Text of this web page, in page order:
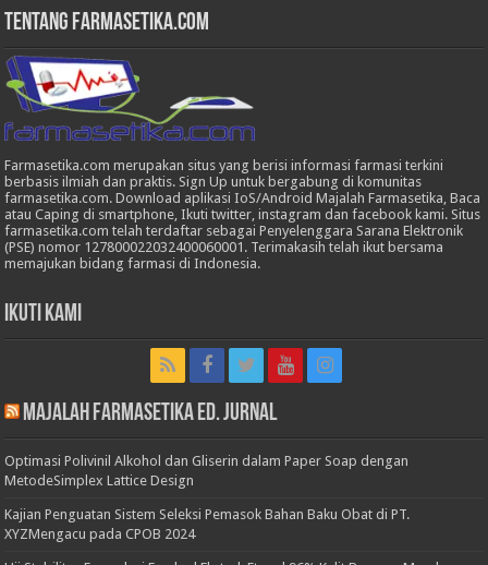
Tentang Farmasetika.com
Farmasetika.com merupakan situs yang berisi informasi farmasi terkini
berbasis ilmiah dan praktis. Sign Up untuk bergabung di komunitas
farmasetika.com. Download aplikasi IoS/Android Majalah Farmasetika, Baca
atau Caping di smartphone, Ikuti twitter, instagram dan facebook kami. Situs
farmasetika.com telah terdaftar sebagai Penyelenggara Sarana Elektronik
(PSE) nomor 127800022032400060001. Terimakasih telah ikut bersama
memajukan bidang farmasi di Indonesia.
Ikuti Kami
Majalah Farmasetika Ed. Jurnal
Optimasi Polivinil Alkohol dan Gliserin dalam Paper Soap dengan
MetodeSimplex Lattice Design
Kajian Penguatan Sistem Seleksi Pemasok Bahan Baku Obat di PT.
XYZMengacu pada CPOB 2024